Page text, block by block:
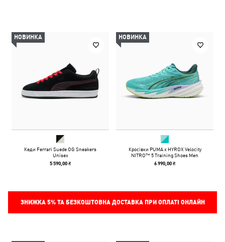
НОВИНКА
Кеди Ferrari Suede OG Sneakers
Unisex
5 590,00 ₴
НОВИНКА
Кросівки PUMA x HYROX Velocity
NITRO™ 5 Training Shoes Men
6 990,00 ₴
ЗНИЖКА 5%ТА БЕЗКОШТОВНА ДОСТАВКА ПРИ ОПЛАТІ ОНЛАЙН